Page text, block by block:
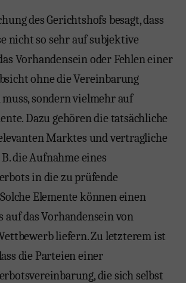
des Gerichtshofs besagt, dass
nicht so sehr auf subjektive
Vorhandensein oder Fehlen einer
ohne die Vereinbarung
sondern vielmehr auf
Dazu gehören die tatsächliche
Marktes und vertragliche
die Aufnahme eines
in die zu prüfende
Elemente können einen
das Vorhandensein von
liefern. Zu letzterem ist
die Parteien einer
die sich selbst